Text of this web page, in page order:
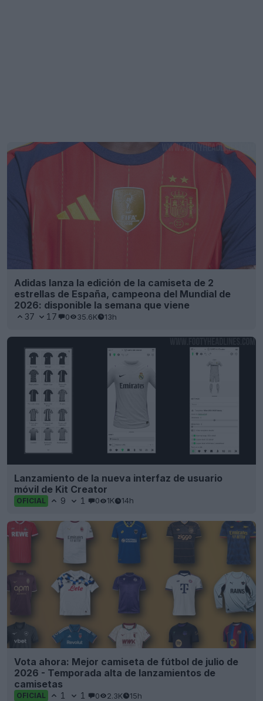
Adidas lanza la edición de la camiseta de 2
estrellas de España, campeona del Mundial de
2026: disponible la semana que viene
37 17 0 35.6K 13h
Lanzamiento de la nueva interfaz de usuario
móvil de Kit Creator
OFICIAL 9 1 0 1K 14h
Vota ahora: Mejor camiseta de fútbol de julio de
2026 - Temporada alta de lanzamientos de
camisetas
OFICIAL 1 1 0 2.3K 15h